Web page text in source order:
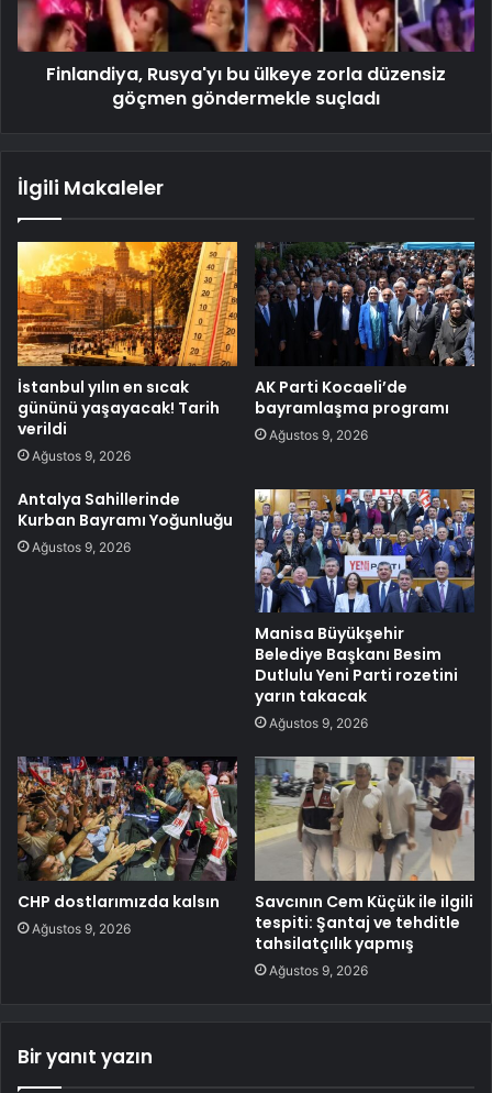
Finlandiya, Rusya'yı bu ülkeye zorla düzensiz
göçmen göndermekle suçladı
İlgili Makaleler
İstanbul yılın en sıcak
gününü yaşayacak! Tarih
verildi
Ağustos 9, 2026
AK Parti Kocaeli’de
bayramlaşma programı
Ağustos 9, 2026
Antalya Sahillerinde
Kurban Bayramı Yoğunluğu
Ağustos 9, 2026
Manisa Büyükşehir
Belediye Başkanı Besim
Dutlulu Yeni Parti rozetini
yarın takacak
Ağustos 9, 2026
CHP dostlarımızda kalsın
Ağustos 9, 2026
Savcının Cem Küçük ile ilgili
tespiti: Şantaj ve tehditle
tahsilatçılık yapmış
Ağustos 9, 2026
Bir yanıt yazın